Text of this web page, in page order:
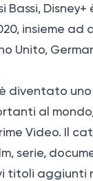
Bassi,
insieme ad
Unito,
diventato
al
Video. Il
serie,
titoli aggiunti